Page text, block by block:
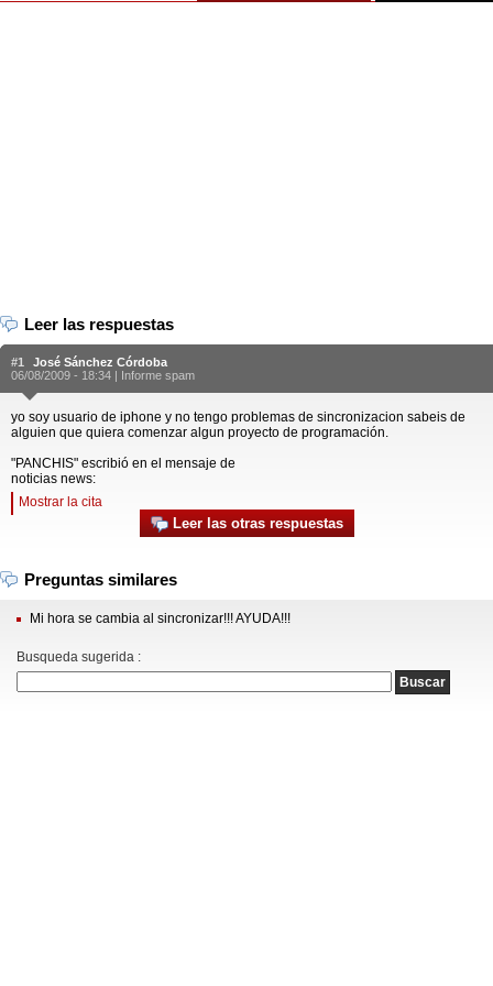
Leer las respuestas
#1
José Sánchez Córdoba
06/08/2009 - 18:34 | Informe spam
yo soy usuario de iphone y no tengo problemas de sincronizacion sabeis de
alguien que quiera comenzar algun proyecto de programación.
"PANCHIS" escribió en el mensaje de
noticias news:
Mostrar la cita
Leer las otras respuestas
Preguntas similares
Mi hora se cambia al sincronizar!!! AYUDA!!!
Busqueda sugerida :